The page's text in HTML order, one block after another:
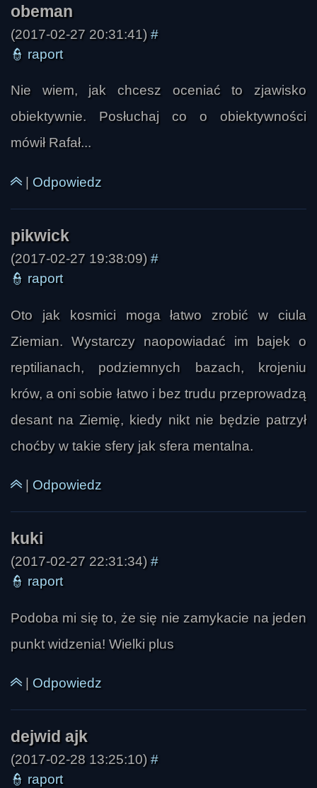
(2017-02-27 20:31:41) #
👮 raport
Nie wiem, jak chcesz oceniać to zjawisko
obiektywnie. Posłuchaj co o obiektywności
mówił Rafał...
Odpowiedz
(2017-02-27 19:38:09) #
👮 raport
Oto jak kosmici moga łatwo zrobić w ciula
Ziemian. Wystarczy naopowiadać im bajek o
reptilianach, podziemnych bazach, krojeniu
krów, a oni sobie łatwo i bez trudu przeprowadzą
desant na Ziemię, kiedy nikt nie będzie patrzył
choćby w takie sfery jak sfera mentalna.
Odpowiedz
(2017-02-27 22:31:34) #
👮 raport
Podoba mi się to, że się nie zamykacie na jeden
punkt widzenia! Wielki plus
Odpowiedz
(2017-02-28 13:25:10) #
👮 raport